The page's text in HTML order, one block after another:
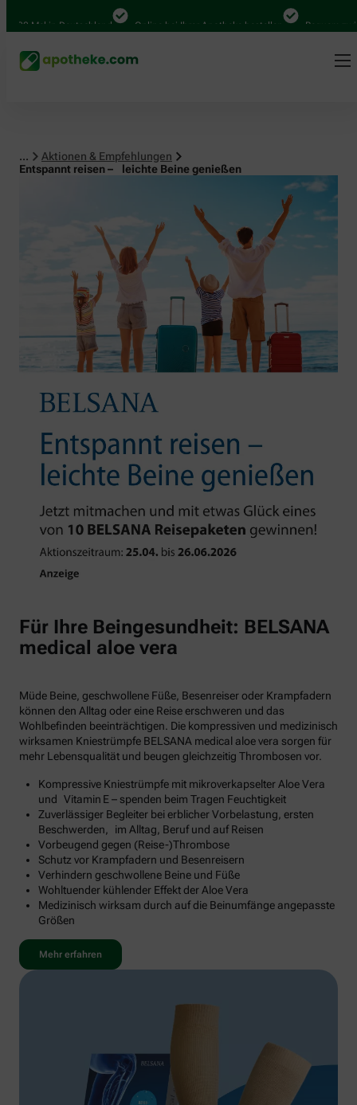
in Deutschland Online bei Ihrer Apotheke bestellen Bequem
...
Aktionen & Empfehlungen
Entspannt reisen – leichte Beine genießen
Für Ihre Beingesundheit: BELSANA
medical aloe vera
Müde Beine, geschwollene Füße, Besenreiser oder Krampfadern
können den Alltag oder eine Reise erschweren und das
Wohlbefinden beeinträchtigen. Die kompressiven und medizinisch
wirksamen Kniestrümpfe BELSANA medical aloe vera sorgen für
mehr Lebensqualität und beugen gleichzeitig Thrombosen vor.
Kompressive Kniestrümpfe mit mikroverkapselter Aloe Vera
und Vitamin E – spenden beim Tragen Feuchtigkeit
Zuverlässiger Begleiter bei erblicher Vorbelastung, ersten
Beschwerden, im Alltag, Beruf und auf Reisen
Vorbeugend gegen (Reise-)Thrombose
Schutz vor Krampfadern und Besenreisern
Verhindern geschwollene Beine und Füße
Wohltuender kühlender Effekt der Aloe Vera
Medizinisch wirksam durch auf die Beinumfänge angepasste
Größen
Mehr erfahren